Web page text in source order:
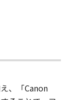
、「Canon